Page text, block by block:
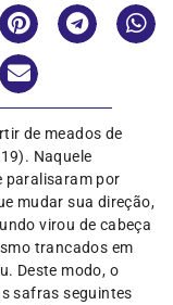
de meados de
Naquele
paralisaram por
mudar sua direção,
virou de cabeça
trancados em
Deste modo, o
safras seguintes